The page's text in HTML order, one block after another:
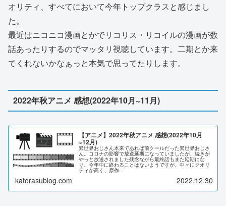
オリティ、すべてにおいて今年トップクラスと感じまし
た。
最近はニコニコ漫画とかでリコリス・リコイルの漫画が数
話あったりするのでマッタリ視聴しています。二期とか来
てくれないかなぁっと本気で思ってたりします。
2022年秋アニメ 感想(2022年10月~11月)
【アニメ】2022年秋アニメ 感想(2022年10月
~12月)
異世界おじさん本来であれば前クールだった異世界おじさ
ん。コロナの影響で放送延期になっていましたが、続きが
やっと放送されました残念ながら最終話もまた延期にな
り、今年中に終わることはないようですが、中々にクオリ
ティが高く、原作...
katorasublog.com 2022.12.30